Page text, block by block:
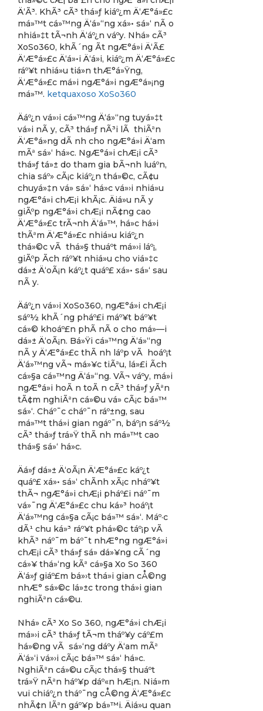
Ä‘Ã³. KhÃ³ cÃ³ thá»ƒ kiáº¿m Ä‘Æ°á»£c
má»™t cá»™ng Ä‘á»“ng xá»• sá»‘ nÃ o
nhiá»‡t tÃ¬nh Ä‘áº¿n váº­y. Nhá» cÃ³
XoSo360, khÃ´ng Ã­t ngÆ°á»i Ä‘Ã£
Ä‘Æ°á»£c Ä‘á»•i Ä‘á»i, kiáº¿m Ä‘Æ°á»£c
ráº¥t nhiá»u tiá»n thÆ°á»Ÿng,
Ä‘Æ°á»£c má»i ngÆ°á»i ngÆ°á»¡ng
má»™. ketquaxoso XoSo360
Äáº¿n vá»›i cá»™ng Ä‘á»“ng tuyá»‡t
vá»i nÃ y, cÃ³ thá»ƒ nÃ³i lÃ thiÃªn
Ä‘Æ°á»ng dÃ nh cho ngÆ°á»i Ä‘am
mÃª sá»‘ há»c. NgÆ°á»i chÆ¡i cÃ³
thá»ƒ tá»± do tham gia bÃ¬nh luáº­n,
chia sáº» cÃ¡c kiáº¿n thá»©c, cÃ¢u
chuyá»‡n vá» sá»‘ há»c vá»›i nhiá»u
ngÆ°á»i chÆ¡i khÃ¡c. Äiá»u nÃ y
giÃºp ngÆ°á»i chÆ¡i nÃ¢ng cao
Ä‘Æ°á»£c trÃ¬nh Ä‘á»™, há»c há»i
thÃªm Ä‘Æ°á»£c nhiá»u kiáº¿n
thá»©c vÃ thá»§ thuáº­t má»›i láº¡,
giÃºp Ã­ch ráº¥t nhiá»u cho viá»‡c
dá»± Ä‘oÃ¡n káº¿t quáº£ xá»• sá»‘ sau
nÃ y.
Äáº¿n vá»›i XoSo360, ngÆ°á»i chÆ¡i
sáº½ khÃ´ng pháº£i máº¥t báº¥t
cá»© khoáº£n phÃ­ nÃ o cho má»—i
dá»± Ä‘oÃ¡n. Bá»Ÿi cá»™ng Ä‘á»“ng
nÃ y Ä‘Æ°á»£c thÃ nh láº­p vÃ hoáº¡t
Ä‘á»™ng vÃ¬ má»¥c tiÃªu, lá»£i Ã­ch
cá»§a cá»™ng Ä‘á»“ng. VÃ¬ váº­y, má»i
ngÆ°á»i hoÃ n toÃ n cÃ³ thá»ƒ yÃªn
tÃ¢m nghiÃªn cá»©u vá» cÃ¡c bá»™
sá»‘. Cháº¯c cháº¯n ráº±ng, sau
má»™t thá»i gian ngáº¯n, báº¡n sáº½
cÃ³ thá»ƒ trá»Ÿ thÃ nh má»™t cao
thá»§ sá»‘ há»c.
Äá»ƒ dá»± Ä‘oÃ¡n Ä‘Æ°á»£c káº¿t
quáº£ xá»• sá»‘ chÃ­nh xÃ¡c nháº¥t
thÃ¬ ngÆ°á»i chÆ¡i pháº£i náº¯m
vá»¯ng Ä‘Æ°á»£c chu ká»³ hoáº¡t
Ä‘á»™ng cá»§a cÃ¡c bá»™ sá»‘. Máº·c
dÃ¹ chu ká»³ ráº¥t phá»©c táº¡p vÃ
khÃ³ náº¯m báº¯t nhÆ°ng ngÆ°á»i
chÆ¡i cÃ³ thá»ƒ sá»­ dá»¥ng cÃ´ng
cá»¥ thá»‘ng kÃª cá»§a Xo So 360
Ä‘á»ƒ giáº£m bá»›t thá»i gian cÅ©ng
nhÆ° sá»©c lá»±c trong thá»i gian
nghiÃªn cá»©u.
Nhá» cÃ³ Xo So 360, ngÆ°á»i chÆ¡i
má»›i cÃ³ thá»ƒ tÃ¬m tháº¥y cáº£m
há»©ng vÃ sá»‘ng dáº­y Ä‘am mÃª
Ä‘á»‘i vá»›i cÃ¡c bá»™ sá»‘ há»c.
NghiÃªn cá»©u cÃ¡c thá»§ thuáº­t
trá»Ÿ nÃªn háº¥p dáº«n hÆ¡n. Niá»m
vui chiáº¿n tháº¯ng cÅ©ng Ä‘Æ°á»£c
nhÃ¢n lÃªn gáº¥p bá»™i. Äiá»u quan